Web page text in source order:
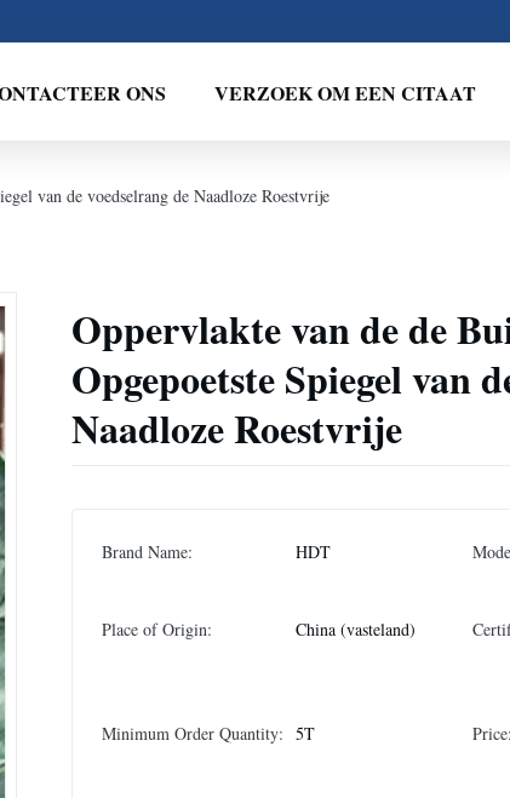
ONS VERZOEK OM EEN CITAAT
van de voedselrang de Naadloze Roestvrije
Oppervlakte van de de
Opgepoetste Spiegel van
Naadloze Roestvrije
Brand Name: HDT
Place of Origin: China (vasteland)
Minimum Order Quantity: 5T Price: